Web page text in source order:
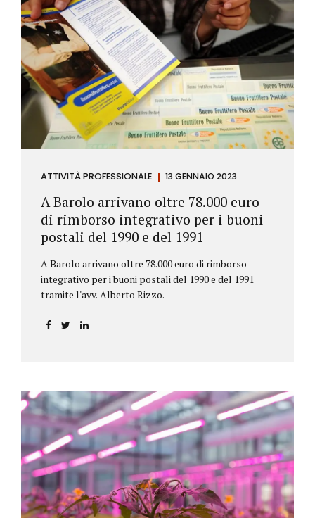
ATTIVITÀ PROFESSIONALE 13 GENNAIO 2023
A Barolo arrivano oltre 78.000 euro
di rimborso integrativo per i buoni
postali del 1990 e del 1991
A Barolo arrivano oltre 78.000 euro di rimborso
integrativo per i buoni postali del 1990 e del 1991
tramite l'avv. Alberto Rizzo.